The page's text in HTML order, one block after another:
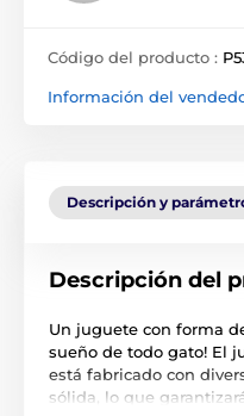
Código del producto :
Información del
Descripción y
Descripción del
Un juguete con forma
sueño de todo gato! El
está fabricado con
sólida, lo que